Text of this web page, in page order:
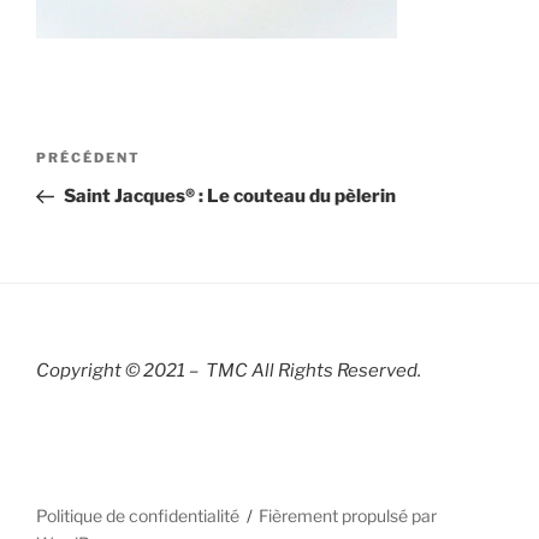
Navigation
l’article
Article
précédent
PRÉCÉDENT
Saint Jacques® : Le couteau du pèlerin
Copyright © 2021 – TMC All Rights Reserved.
Politique de confidentialité
Fièrement propulsé par